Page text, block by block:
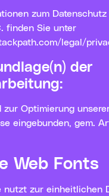
zum
finden Sie unter
legal/
der
zur Optimierung
eingebunden, gem.
Web Fonts
nutzt zur einheitlichen